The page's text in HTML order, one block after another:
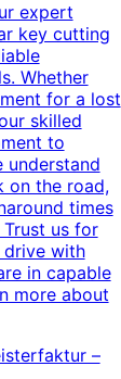
expert
key cutting
Whether
for a lost
skilled
to
understand
on the road,
times
us for
drive with
in capable
more about
–